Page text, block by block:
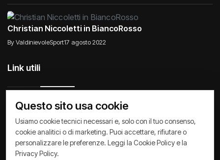
Christian Niccoletti in BiancoRosso
By ValdinievoleSport17 agosto 2022
Link utili
Raccontiamo di Noi Comunicati Società
Privacy Policy Cookie Policy Archivio News
Questo sito usa cookie
Usiamo cookie tecnici necessari e, solo con il tuo consenso,
cookie analitici o di marketing. Puoi accettare, rifiutare o
personalizzare le preferenze. Leggi la Cookie Policy e la
Privacy Policy.